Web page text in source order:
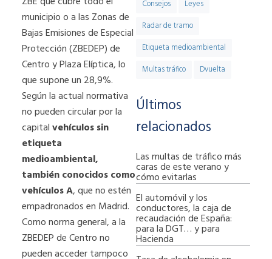
municipio o a las Zonas de
Bajas Emisiones de Especial
Protección (ZBEDEP) de
Centro y Plaza Elíptica, lo
que supone un 28,9%.
Según la actual normativa
no pueden circular por la
capitalvehículos sin
etiqueta
medioambiental,
también conocidos como
vehículos A, que no estén
empadronados en Madrid.
Como norma general, a la
ZBEDEP de Centro no
pueden acceder tampoco
Consejos
Leyes
Radar de tramo
Etiqueta medioambiental
Multas tráfico
Dvuelta
Últimos
relacionados
Las multas de tráfico más
caras de este verano y
cómo evitarlas
El automóvil y los
conductores, la caja de
recaudación de España:
para la DGT… y para
Hacienda